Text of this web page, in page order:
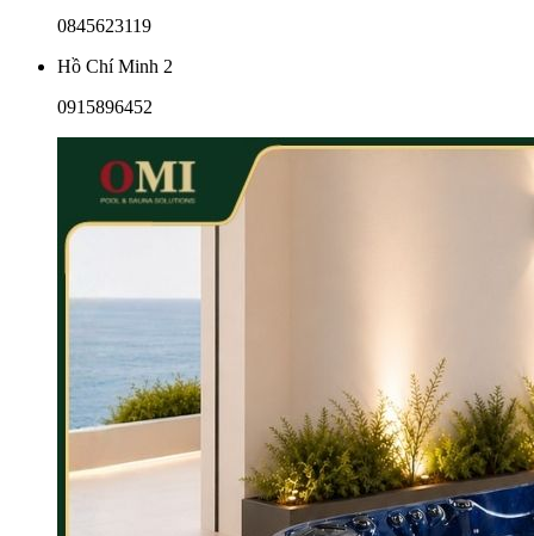
0845623119
Hồ Chí Minh 2
0915896452